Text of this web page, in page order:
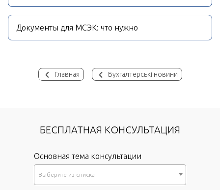
Главная Бухгалтерські новини
Документы для МСЭК: что нужно
БЕСПЛАТНАЯ КОНСУЛЬТАЦИЯ
Основная тема консультации
Выберите из списка